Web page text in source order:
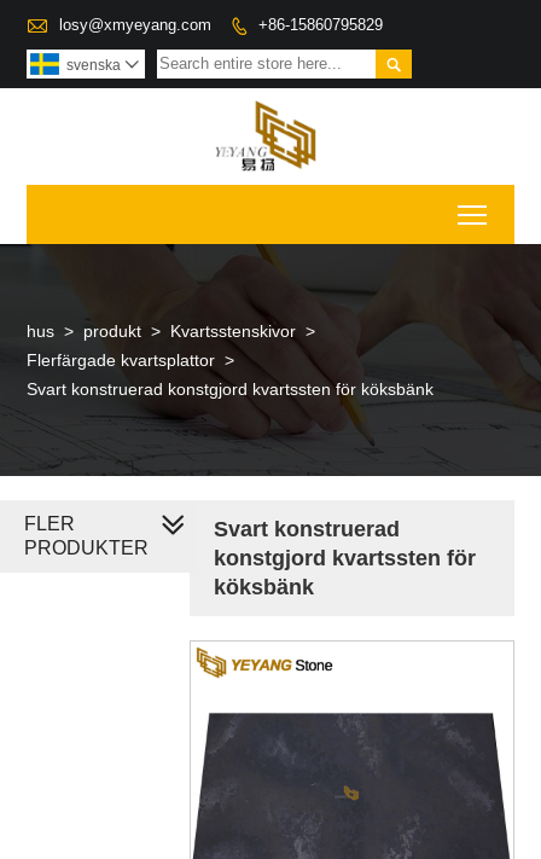
 losy@xmyeyang.com  +86-15860795829

svenska 
hus > produkt > Kvartsstenskivor >
Flerfärgade kvartsplattor >
Svart konstruerad konstgjord kvartssten för köksbänk
Svart konstruerad
konstgjord kvartssten för
köksbänk
FLER
PRODUKTER